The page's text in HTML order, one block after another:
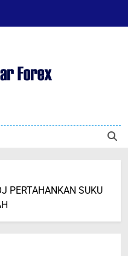
PERTAHANKAN SUKU